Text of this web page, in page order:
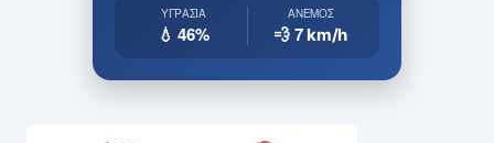
ΥΓΡΑΣΊΑ
💧 46%
ΆΝΕΜΟΣ
💨 7km/h